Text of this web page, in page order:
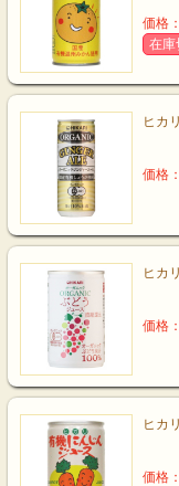
価格
在庫
ヒカ
価格
ヒカ
価格
ヒカ
価格